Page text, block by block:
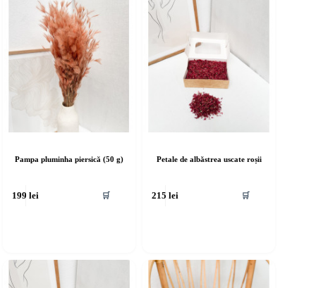
Pampa pluminha piersică (50 g)
199lei 🛒
Petale de albăstrea uscate roșii
215lei 🛒